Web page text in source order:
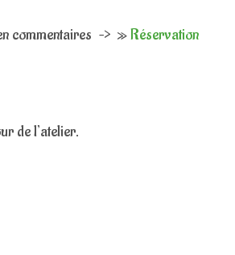
commentaires –> »Réservation
de l’atelier.